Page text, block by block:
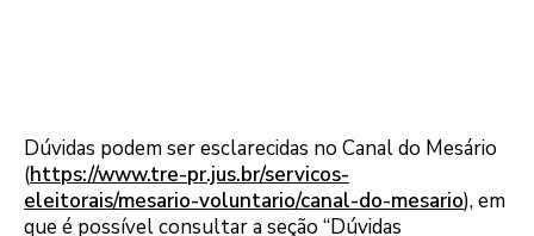
Dúvidas podem ser esclarecidas no Canal do Mesário
(https://www.tre-pr.jus.br/servicos-
eleitorais/mesario-voluntario/canal-do-mesario), em
que é possível consultar a seção “Dúvidas